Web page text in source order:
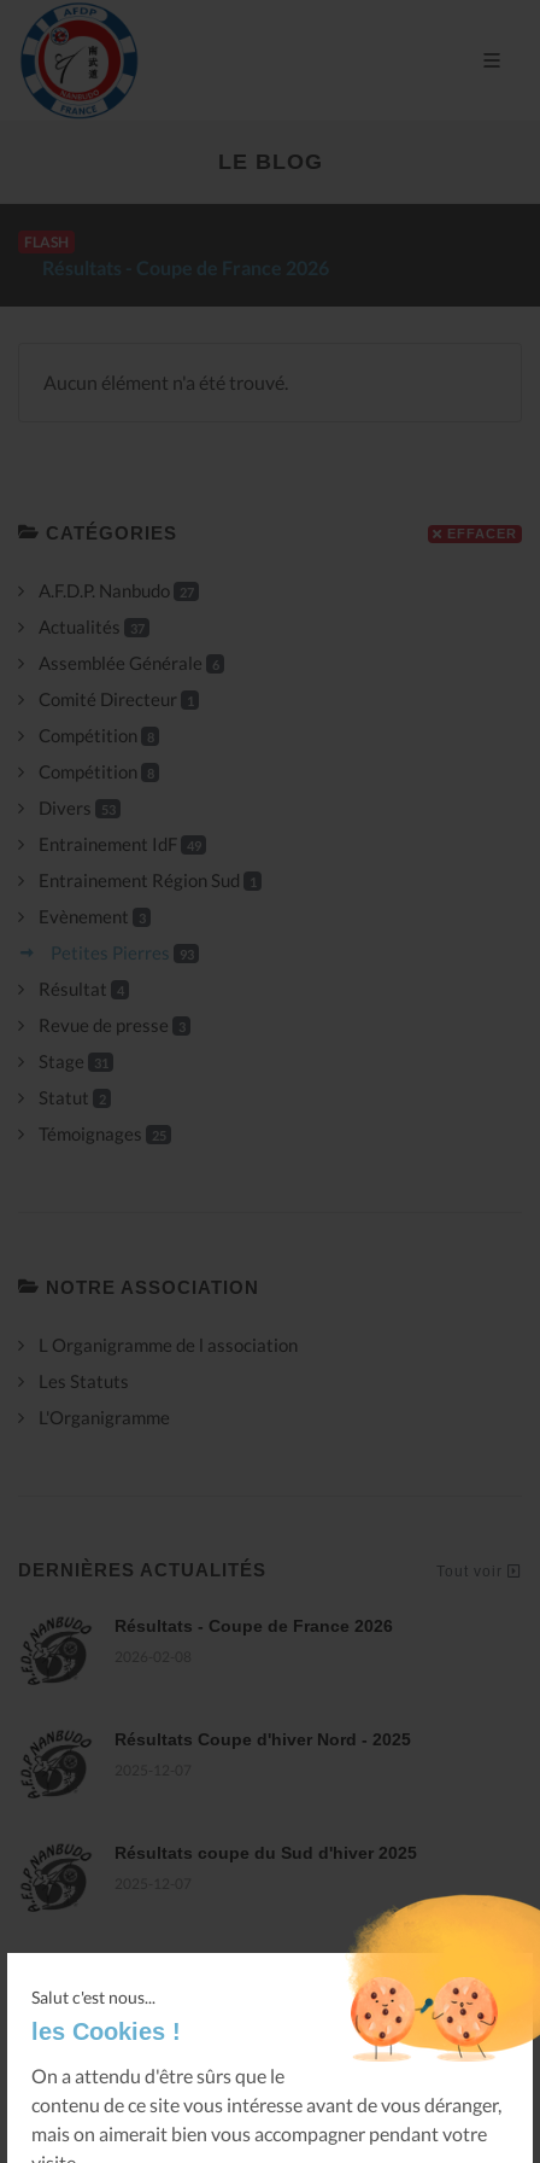
Salut c'est nous...
les Cookies !
On a attendu d'être sûrs que le
contenu de ce site vous intéresse avant de vous déranger,
mais on aimerait bien vous accompagner pendant votre
LE BLOG
FLASH
- Coupe de France 2026
Aucun élément n'a été trouvé.
CATÉGORIES EFFACER
A.F.D.P. Nanbudo 27
Actualités 37
Assemblée Générale 6
Comité Directeur 1
Compétition 8
Compétition 8
Divers 53
Entrainement IdF 49
Entrainement Région Sud 1
Evènement 3
Petites Pierres 93
Résultat 4
Revue de presse 3
Stage 31
Statut 2
Témoignages 25
NOTRE ASSOCIATION
L Organigramme de l association
Les Statuts
L'Organigramme
DERNIÈRES ACTUALITÉS Tout voir
Résultats - Coupe de France 2026
Résultats Coupe d'hiver Nord - 2025
Résultats coupe du Sud d'hiver 2025
Doshu Soke Nanbu
Historique